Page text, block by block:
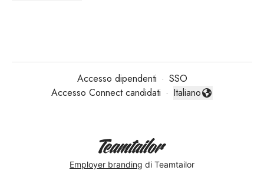
Accesso dipendenti · SSO
Accesso Connect candidati · Cambia lingua
Italiano
Employer branding di Teamtailor